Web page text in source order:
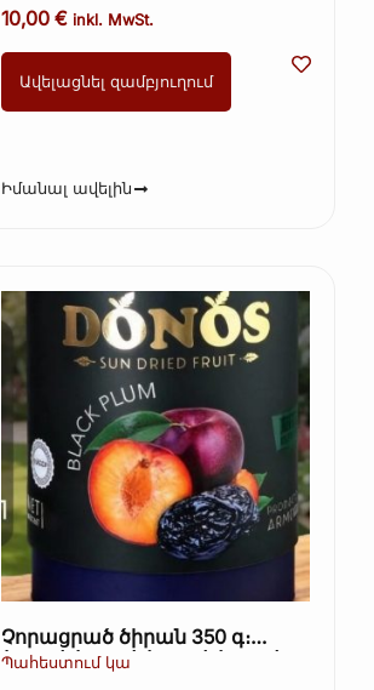
10,00 € inkl. MwSt.
Ավելացնել զամբյուղում
Իմանալ ավելին
Չորացրած ծիրան 350 գ։
(Kopie) (Kopie) (Kopie) (Kopie)
Պահեստում կա